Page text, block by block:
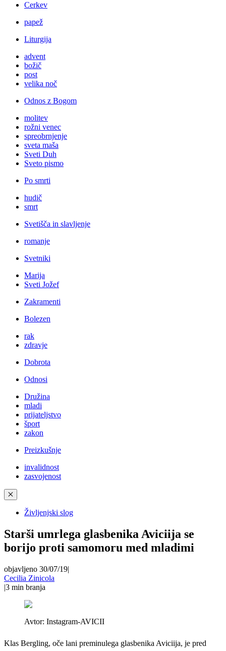
Cerkev
papež
Liturgija
advent
božič
post
velika noč
Odnos z Bogom
molitev
rožni venec
spreobrnjenje
sveta maša
Sveti Duh
Sveto pismo
Po smrti
hudič
smrt
Svetišča in slavljenje
romanje
Svetniki
Marija
Sveti Jožef
Zakramenti
Bolezen
rak
zdravje
Dobrota
Odnosi
Družina
mladi
prijateljstvo
šport
zakon
Preizkušnje
invalidnost
zasvojenost
✕
Življenjski slog
Starši umrlega glasbenika Aviciija se
borijo proti samomoru med mladimi
objavljeno 30/07/19|
Cecilia Zinicola
|3 min branja
Avtor: Instagram-AVICII
Klas Bergling, oče lani preminulega glasbenika Aviciija, je pred